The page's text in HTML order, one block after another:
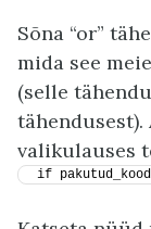
Sõna “or”
mida see
(selle
valikulauses
if